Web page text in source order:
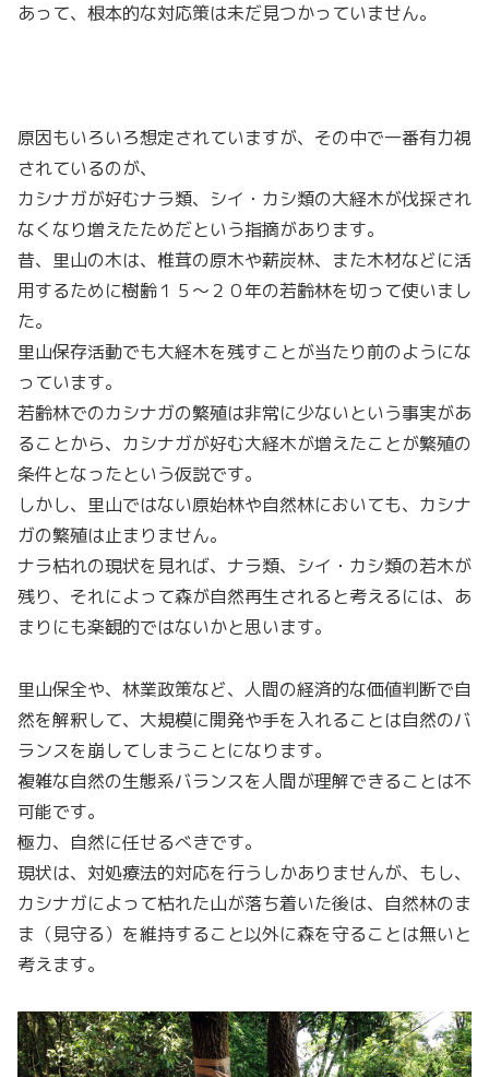
あって、根本的な対応策は未だ見つかっていません。
原因もいろいろ想定されていますが、その中で一番有力視
されているのが、
カシナガが好むナラ類、シイ・カシ類の大経木が伐採され
なくなり増えたためだという指摘があります。
昔、里山の木は、椎茸の原木や薪炭林、また木材などに活
用するために樹齢１５〜２０年の若齢林を切って使いまし
た。
里山保存活動でも大経木を残すことが当たり前のようにな
っています。
若齢林でのカシナガの繁殖は非常に少ないという事実があ
ることから、カシナガが好む大経木が増えたことが繁殖の
条件となったという仮説です。
しかし、里山ではない原始林や自然林においても、カシナ
ガの繁殖は止まりません。
ナラ枯れの現状を見れば、ナラ類、シイ・カシ類の若木が
残り、それによって森が自然再生されると考えるには、あ
まりにも楽観的ではないかと思います。
里山保全や、林業政策など、人間の経済的な価値判断で自
然を解釈して、大規模に開発や手を入れることは自然のバ
ランスを崩してしまうことになります。
複雑な自然の生態系バランスを人間が理解できることは不
可能です。
極力、自然に任せるべきです。
現状は、対処療法的対応を行うしかありませんが、もし、
カシナガによって枯れた山が落ち着いた後は、自然林のま
ま（見守る）を維持すること以外に森を守ることは無いと
考えます。